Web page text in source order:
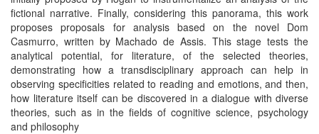
fictional narrative. Finally, considering this panorama, this work
proposes proposals for analysis based on the novel Dom
Casmurro, written by Machado de Assis. This stage tests the
analytical potential, for literature, of the selected theories,
demonstrating how a transdisciplinary approach can help in
observing specificities related to reading and emotions, and then,
how literature itself can be discovered in a dialogue with diverse
theories, such as in the fields of cognitive science, psychology
and philosophy